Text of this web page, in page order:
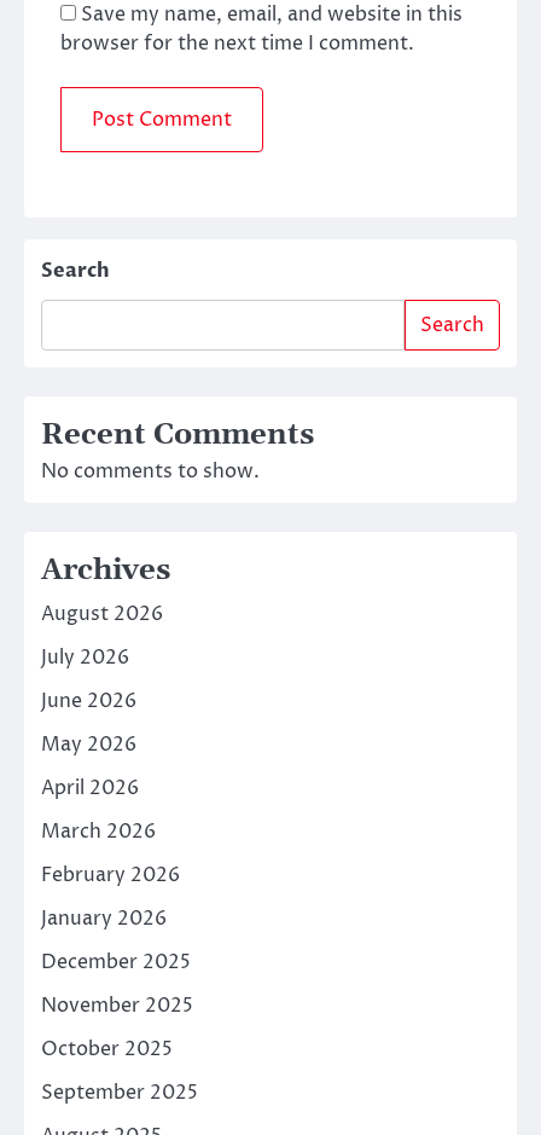
Save my name, email, and website in this
browser for the next time I comment.
Search
Search
Recent Comments
No comments to show.
Archives
August 2026
July 2026
June 2026
May 2026
April 2026
March 2026
February 2026
January 2026
December 2025
November 2025
October 2025
September 2025